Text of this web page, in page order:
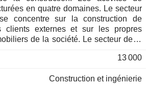
en quatre domaines. Le secteur
concentre sur la construction de
clients externes et sur les propres
de la société. Le secteur de la
d'immeubles commerciaux et
telles que les projets de
13 000
Construction et ingénierie